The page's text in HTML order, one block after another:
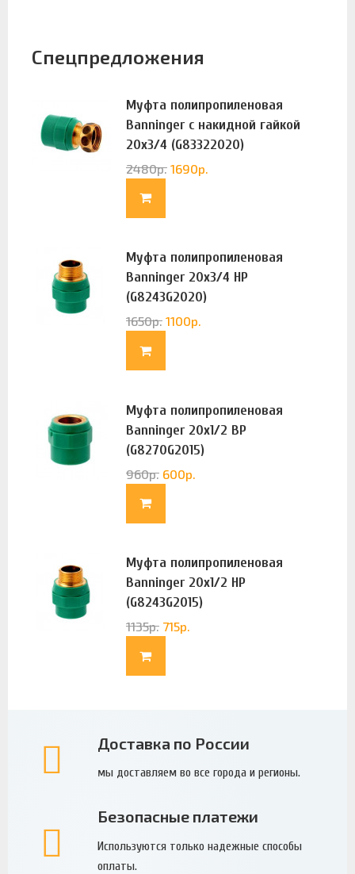
Спецпредложения
Муфта полипропиленовая
Banninger с накидной гайкой
20х3/4 (G83322020)
2480р. 1690р.
Муфта полипропиленовая
Banninger 20х3/4 НР
(G8243G2020)
1650р. 1100р.
Муфта полипропиленовая
Banninger 20х1/2 ВР
(G8270G2015)
960р. 600р.
Муфта полипропиленовая
Banninger 20х1/2 НР
(G8243G2015)
1135р. 715р.
Доставка по России
мы доставляем во все города и регионы.
Безопасные платежи
Используются только надежные способы
оплаты.